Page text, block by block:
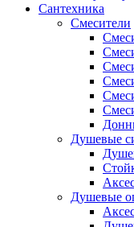
Сантехника
Смесители
Душевые
Душевые